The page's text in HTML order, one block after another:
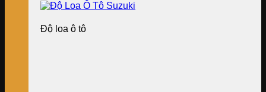
Độ loa ô tô